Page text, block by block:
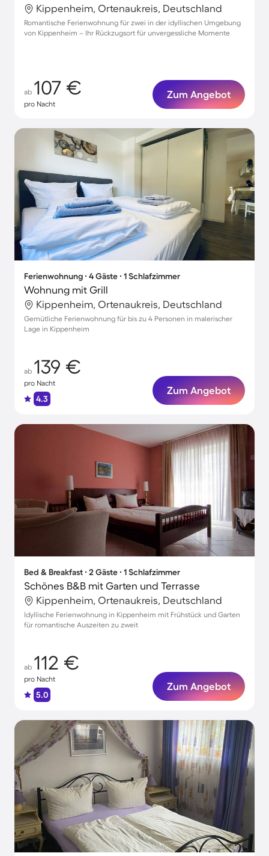
Kippenheim, Ortenaukreis, Deutschland
Romantische Ferienwohnung für zwei in der idyllischen Umgebung
von Kippenheim – Ihr Rückzugsort für unvergessliche Momente
ab 107 €
pro Nacht
Zum Angebot
Ferienwohnung ∙ 4 Gäste ∙ 1 Schlafzimmer
Wohnung mit Grill
Kippenheim, Ortenaukreis, Deutschland
Gemütliche Ferienwohnung für bis zu 4 Personen in malerischer
Lage in Kippenheim
ab 139 €
pro Nacht
4.3
Zum Angebot
Bed & Breakfast ∙ 2 Gäste ∙ 1 Schlafzimmer
Schönes B&B mit Garten und Terrasse
Kippenheim, Ortenaukreis, Deutschland
Idyllische Ferienwohnung in Kippenheim mit Frühstück und Garten
für romantische Auszeiten zu zweit
ab 112 €
pro Nacht
5.0
Zum Angebot